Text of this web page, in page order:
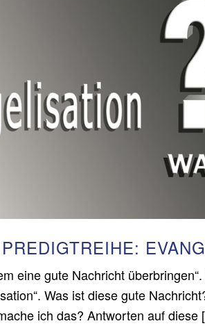
eine gute Nachricht
Was ist diese gute
ich das? Antworten auf diese